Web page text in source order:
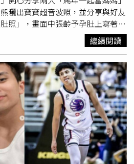
人不滿他與七七交往，甚至傳出大
有關的負面消息，希望阻止兩人進
，若林俊傑長期未婚、未生子，未
小孩繼承，讓整起事件越演越烈。
為外界過度解讀。事實上，林俊傑
哥林俊峰是自己人生中的偶像，兄
不僅曾在哥哥婚禮上獻唱，也經常
與姪女互動的溫馨畫面，目前IG與
與家人的合照，因此有人認為，他
容，未必代表家族失和。針對互相
《中國時報》接獲林俊傑母親方面
庭相當和樂，逢年過節都會返回新
婦兩年生兩個孫女很辛苦，阿公阿
曬出寶寶超音波照，並分享與好友
照」，畫面中張齡予孕肚上寫著數
，而熊熊則寫下「3」，大方透露
。消息曝光後，粉絲與網友紛紛湧
喜最美麗大嫂」、「恭喜二寶來報
美」，喜悅氛圍滿滿。熊熊（左）
兩人肚皮上各寫3、8，代表各自懷
熊熊FB）
繼續閱讀